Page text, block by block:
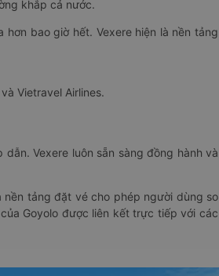
khắp cả nước.
bao giờ hết. Vexere hiện là nền tảng
Vietravel Airlines.
Vexere luôn sẵn sàng đồng hành và
nền tảng đặt vé cho phép người dùng so
Goyolo được liên kết trực tiếp với các